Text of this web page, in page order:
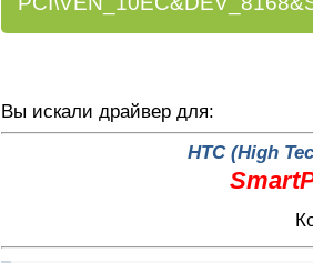
Вы искали драйвер для:
HTC (High